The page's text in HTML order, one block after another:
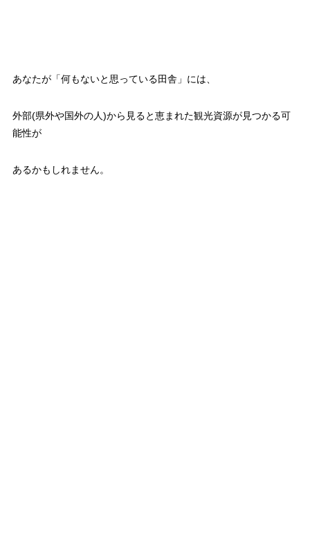
あなたが「何もないと思っている田舎」には、
外部(県外や国外の人)から見ると恵まれた観光資源が見つかる可
能性が
あるかもしれません。